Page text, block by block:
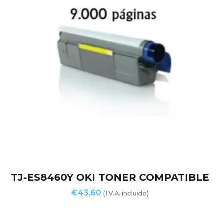
TJ-ES8460Y OKI TONER COMPATIBLE
€43,60 (I.V.A. incluido)